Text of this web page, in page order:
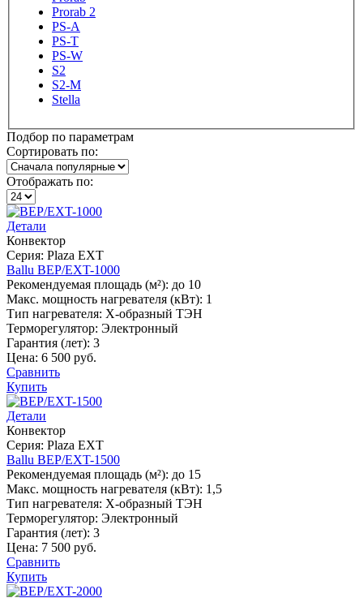
Prorab 2
PS-A
PS-T
PS-W
S2
S2-M
Stella
Подбор по параметрам
Сортировать по:
Отображать по:
Детали
Конвектор
Серия: Plaza EXT
Ballu BEP/EXT-1000
Рекомендуемая площадь (м²): до 10
Макс. мощность нагревателя (кВт): 1
Тип нагревателя: Х-образный ТЭН
Терморегулятор: Электронный
Гарантия (лет): 3
Цена: 6 500 руб.
Сравнить
Купить
Детали
Конвектор
Серия: Plaza EXT
Ballu BEP/EXT-1500
Рекомендуемая площадь (м²): до 15
Макс. мощность нагревателя (кВт): 1,5
Тип нагревателя: Х-образный ТЭН
Терморегулятор: Электронный
Гарантия (лет): 3
Цена: 7 500 руб.
Сравнить
Купить